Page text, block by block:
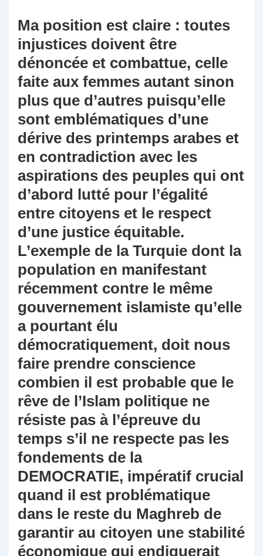
Ma position est claire : toutes
injustices doivent être
dénoncée et combattue, celle
faite aux femmes autant sinon
plus que d’autres puisqu’elle
sont emblématiques d’une
dérive des printemps arabes et
en contradiction avec les
aspirations des peuples qui ont
d’abord lutté pour l’égalité
entre citoyens et le respect
d’une justice équitable.
L’exemple de la Turquie dont la
population en manifestant
récemment contre le même
gouvernement islamiste qu’elle
a pourtant élu
démocratiquement, doit nous
faire prendre conscience
combien il est probable que le
rêve de l’Islam politique ne
résiste pas à l’épreuve du
temps s’il ne respecte pas les
fondements de la
DEMOCRATIE, impératif crucial
quand il est problématique
dans le reste du Maghreb de
garantir au citoyen une stabilité
économique qui endiguerait